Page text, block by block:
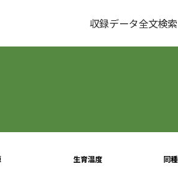
収録データ全文検索